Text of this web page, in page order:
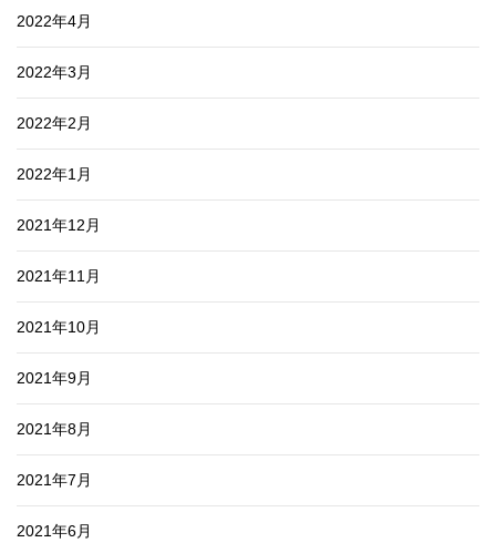
2022年4月
2022年3月
2022年2月
2022年1月
2021年12月
2021年11月
2021年10月
2021年9月
2021年8月
2021年7月
2021年6月